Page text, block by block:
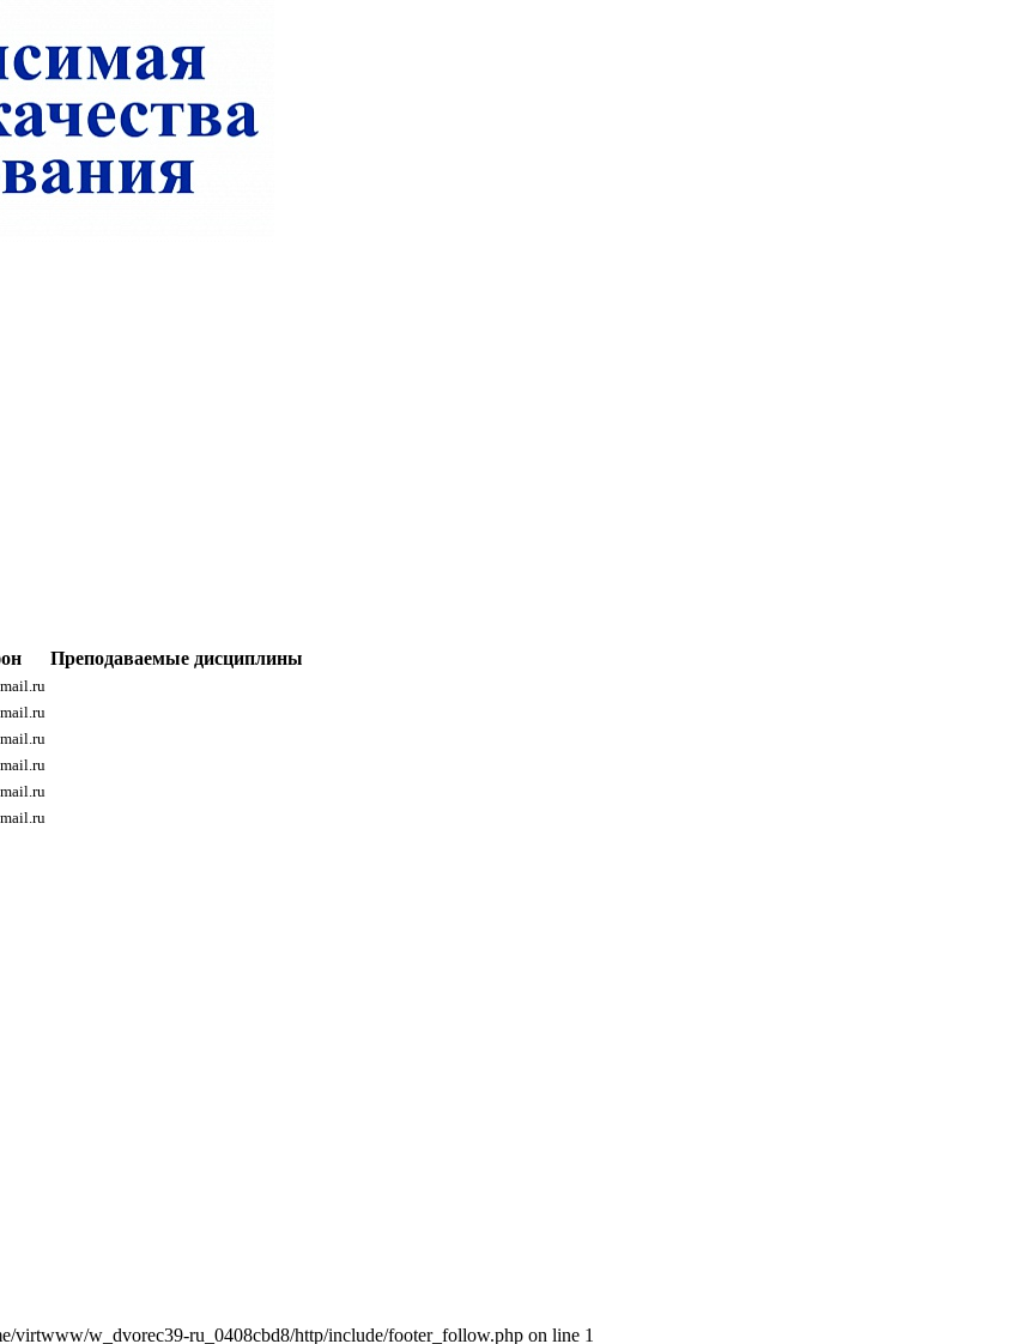
Преподаваемые дисциплины
virtwww/w_dvorec39-ru_0408cbd8/http/include/footer_follow.php on line 1